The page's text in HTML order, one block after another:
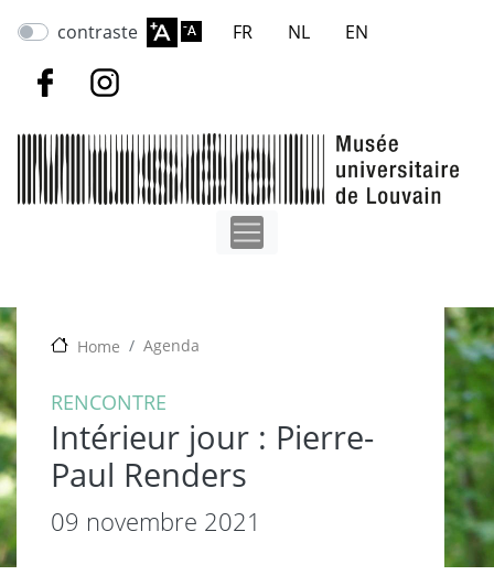
au
contraste FR NL EN
Home Agenda
RENCONTRE
Intérieur jour : Pierre-
Paul Renders
09 novembre 2021